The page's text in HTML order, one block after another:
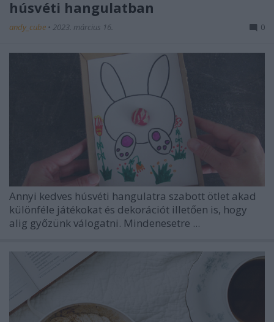
húsvéti hangulatban
andy_cube • 2023. március 16. 0
Annyi kedves húsvéti hangulatra szabott ötlet akad
különféle játékokat és dekorációt illetően is, hogy
alig győzünk válogatni. Mindenesetre ...